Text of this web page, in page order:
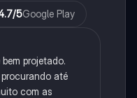
/5Google Play
projetado.
até
com as